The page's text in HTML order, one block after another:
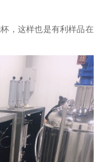
，这样也是有利样品在